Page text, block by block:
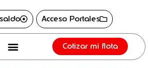
Acceso Portales
Cotizar mi flota